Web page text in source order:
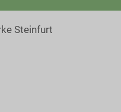
Steinfurt